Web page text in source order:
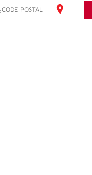
ENTREZ VOTRE CODE POSTAL